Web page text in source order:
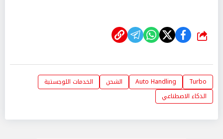
شارك
Turbo
Auto Handling الشحن
الخدمات اللوجستية
الذكاء الاصطناعي